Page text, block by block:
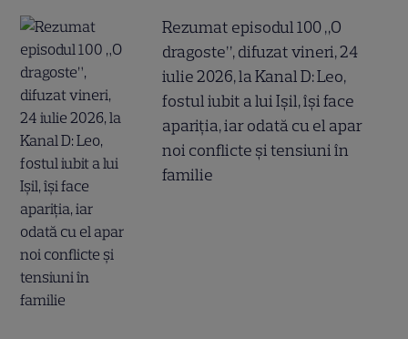
Rezumat episodul 100 „O
dragoste”, difuzat vineri, 24
iulie 2026, la Kanal D: Leo,
fostul iubit a lui Ișil, își face
apariția, iar odată cu el apar
noi conflicte și tensiuni în
familie